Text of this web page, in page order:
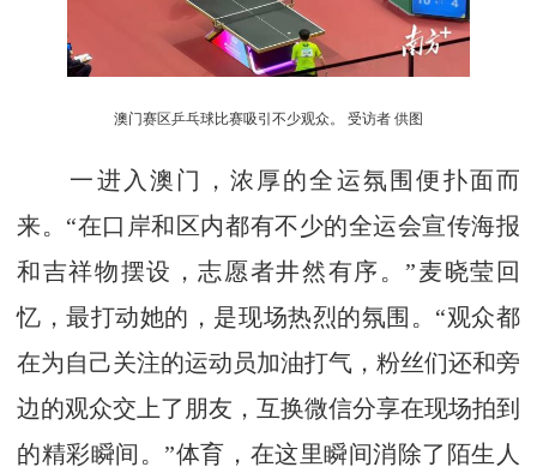
澳门赛区乒乓球比赛吸引不少观众。 受访者 供图
一进入澳门，浓厚的全运氛围便扑面而
来。“在口岸和区内都有不少的全运会宣传海报
和吉祥物摆设，志愿者井然有序。”麦晓莹回
忆，最打动她的，是现场热烈的氛围。“观众都
在为自己关注的运动员加油打气，粉丝们还和旁
边的观众交上了朋友，互换微信分享在现场拍到
的精彩瞬间。”体育，在这里瞬间消除了陌生人